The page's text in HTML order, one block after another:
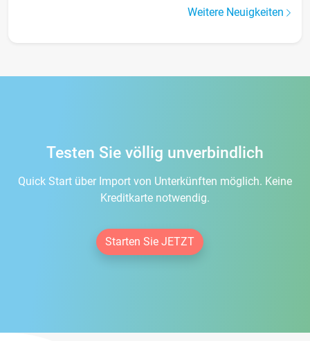
Weitere Neuigkeiten
Testen Sie völlig unverbindlich
Quick Start über Import von Unterkünften möglich. Keine
Kreditkarte notwendig.
Starten Sie JETZT